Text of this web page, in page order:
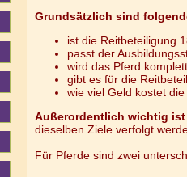
Grundsätzlich sind
ist die Reitbeteiligung
passt der
wird das Pferd
gibt es für die
wie viel Geld kostet
Außerordentlich wichtig ist
dieselben Ziele verfolgt
Für Pferde sind zwei